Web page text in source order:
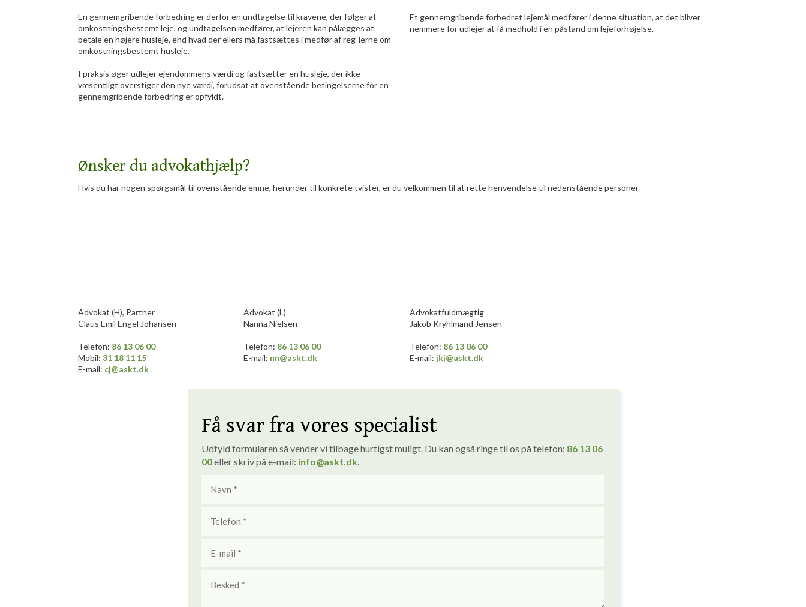
En gennemgribende forbedring er derfor en undtagelse til kravene, der følger af
omkostningsbestemt leje, og undtagelsen medfører, at lejeren kan pålægges at
betale en højere husleje, end hvad der ellers må fastsættes i medfør af reg-lerne om
omkostningsbestemt husleje.
I praksis øger udlejer ejendommens værdi og fastsætter en husleje, der ikke
væsentligt overstiger den nye værdi, forudsat at ovenstående betingelserne for en
gennemgribende forbedring er opfyldt.
Et gennemgribende forbedret lejemål medfører i denne situation, at det bliver
nemmere for udlejer at få medhold i en påstand om lejeforhøjelse.
Ønsker du advokathjælp?
Hvis du har nogen spørgsmål til ovenstående emne, herunder til konkrete tvister, er du velkommen til at rette henvendelse til nedenstående personer
​Advokat (H), Partner
Claus Emil Engel Johansen
​Telefon: 86 13 06 00
Mobil: 31 18 11 15
E-mail: cj@askt.dk
​Advokat (L)
Nanna Nielsen
​Telefon: 86 13 06 00
E-mail: nn@askt.dk​
​Advokatfuldmægtig
Jakob Kryhlmand Jensen
​Telefon: 86 13 06​ 00
E-mail: jkj@askt.dk​
Få svar fra vores specialist
Udfyld formularen så vender vi tilbage hurtigst muligt. ​Du kan også ringe til os på telefon: 86 13 06
00eller skriv på e-mail: info@askt.dk​.